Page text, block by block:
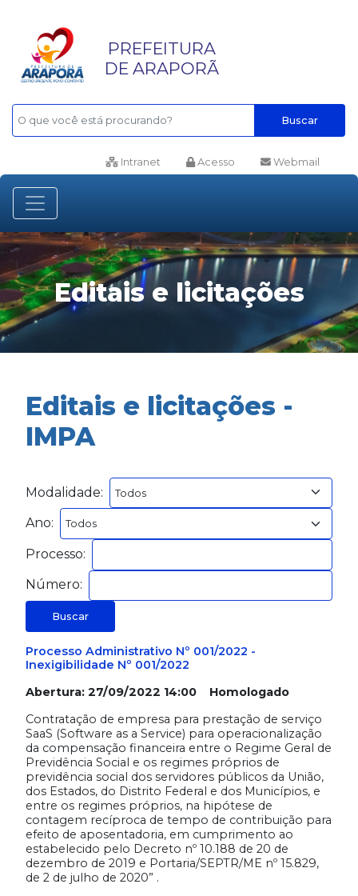
PREFEITURA
DE ARAPORÃ
Buscar
Intranet Acesso Webmail
Editais e licitações
Editais e licitações -
IMPA
Modalidade:
Ano:
Processo:
Número:
Buscar
Processo Administrativo Nº 001/2022 -
Inexigibilidade Nº 001/2022
Abertura: 27/09/2022 14:00 Homologado
Contratação de empresa para prestação de serviço
SaaS (Software as a Service) para operacionalização
da compensação financeira entre o Regime Geral de
Previdência Social e os regimes próprios de
previdência social dos servidores públicos da União,
dos Estados, do Distrito Federal e dos Municípios, e
entre os regimes próprios, na hipótese de
contagem recíproca de tempo de contribuição para
efeito de aposentadoria, em cumprimento ao
estabelecido pelo Decreto nº 10.188 de 20 de
dezembro de 2019 e Portaria/SEPTR/ME nº 15.829,
de 2 de julho de 2020” .